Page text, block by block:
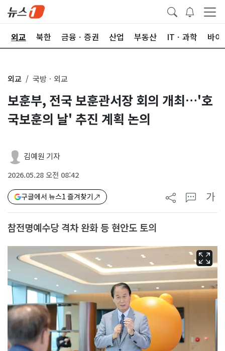
외교 북한 금융ㆍ증권 산업 부동산 ITㆍ과학 바이
외교 국방ㆍ외교
보훈부, 전국 보훈관서장 회의 개최…'호
국보훈의 날' 추진 계획 논의
김예원 기자
2026.05.28 오전 08:42
구글에서 뉴스1 즐겨찾기 가
참전명예수당 격차 완화 등 현안도 토의